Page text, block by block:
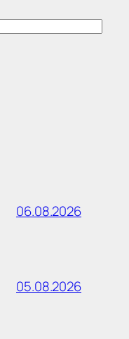
06.08.2026
05.08.2026